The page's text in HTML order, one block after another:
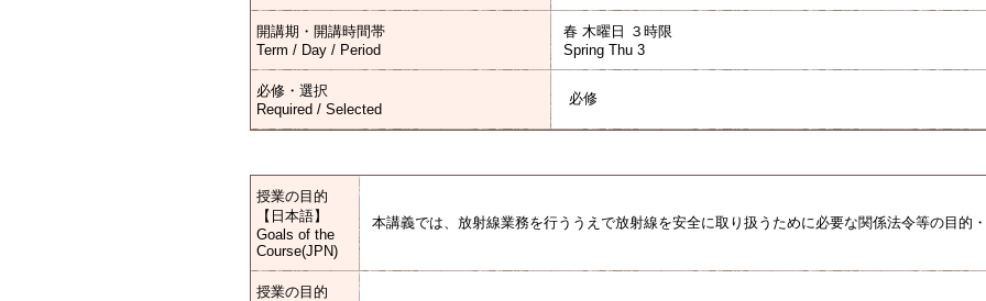
開講期・開講時間帯
Term / Day / Period
春 木曜日 ３時限
Spring Thu 3
必修・選択
Required / Selected
必修
授業の目的
【日本語】
Goals of the
Course(JPN)
本講義では、放射線業務を行ううえで放射線を安全に取り扱うために必要な関係法令等の目的
授業の目的